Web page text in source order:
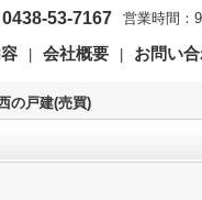
0438-53-7167 営業時間：
会社概要 お問い
の戸建(売買)